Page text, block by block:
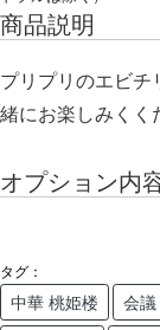
商品説明
プリプリのエビチ
緒にお楽しみくく
オプション内
タグ：
中華 桃姫楼 会